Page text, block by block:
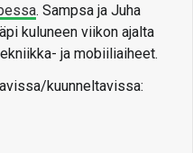
. Sampsa ja Juha
kuluneen viikon ajalta
ja mobiiliaiheet.
kuunneltavissa: